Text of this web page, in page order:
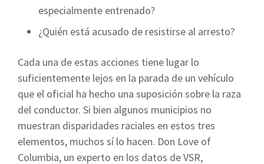
especialmente entrenado?
¿Quién está acusado de resistirse al arresto?
Cada una de estas acciones tiene lugar lo
suficientemente lejos en la parada de un vehículo
que el oficial ha hecho una suposición sobre la raza
del conductor. Si bien algunos municipios no
muestran disparidades raciales en estos tres
elementos, muchos sí lo hacen. Don Love of
Columbia, un experto en los datos de VSR,